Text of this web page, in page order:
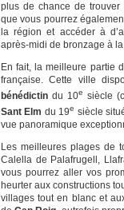
plus de chance de trouver
que vous pourrez
la région et accéder à
après-midi de bronzage à
En fait, la meilleure partie
française. Cette ville
bénédictin du 10e siècle
Sant Elm du 19e siècle
vue panoramique
Les meilleures plages de
Calella de Palafrugell,
vous pourrez aller vos
heurter aux constructions
villages tout en blanc et